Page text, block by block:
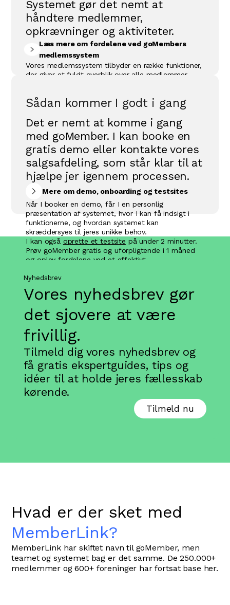
Systemet gør det nemt at
håndtere medlemmer,
opkrævninger og aktiviteter.
Læs mere om fordelene ved goMembers
medlemssystem
Vores medlemssystem tilbyder en række funktioner,
der giver et fuldt overblik over alle medlemmer,
administrere tilmelding til f.eks. holdsport, kurser og
andre arrangementer. goMember optimerer også
kommunikationen mellem medlemmerne og
foreningen, så ingen går glip af vigtig information.
Derudover tilbyder systemet en brugervenlig
hjemmeside, som kan tilpasses enhver forenings
behov. Uanset om du driver en lille lokal forening
eller en større organisation, gør goMember det
nemt at holde styr på alt fra aktiviteter til
virkelig tæller – nemlig fællesskabet.
Sådan kommer I godt i gang
Det er nemt at komme i gang
med goMember. I kan booke en
gratis demo eller kontakte vores
salgsafdeling, som står klar til at
hjælpe jer igennem processen.
Mere om demo, onboarding og testsites
Når I booker en demo, får I en personlig
præsentation af systemet, hvor I kan få indsigt i
funktionerne, og hvordan systemet kan
skræddersyes til jeres unikke behov.
I kan også oprette et testsite på under 2 minutter.
Prøv goMember gratis og uforpligtende i 1 måned
og oplev fordelene ved et effektivt
Nyhedsbrev
Vores nyhedsbrev gør
det sjovere at være
frivillig.
Tilmeld dig vores nyhedsbrev og
få gratis ekspertguides, tips og
idéer til at holde jeres fællesskab
kørende.
Tilmeld nu
Hvad er der sket med
MemberLink?
MemberLink har skiftet navn til goMember, men
teamet og systemet bag er det samme. De 250.000+
medlemmer og 600+ foreninger har fortsat base her.